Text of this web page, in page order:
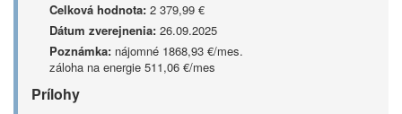
Celková hodnota: 2 379,99 €
Dátum zverejnenia: 26.09.2025
Poznámka: nájomné 1868,93 €/mes.
záloha na energie 511,06 €/mes
Prílohy